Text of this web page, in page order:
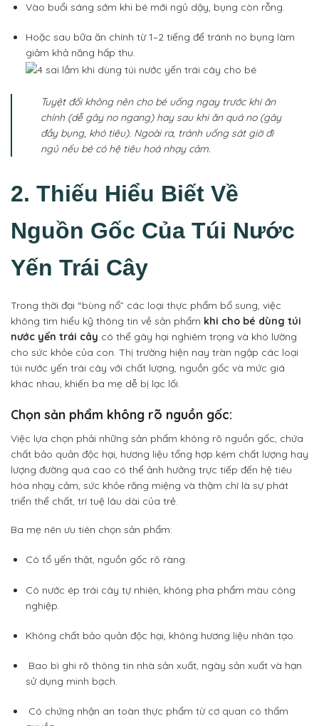
Vào buổi sáng sớm khi bé mới ngủ dậy, bụng còn rỗng.
Hoặc sau bữa ăn chính từ 1–2 tiếng để tránh no bụng làm
giảm khả năng hấp thu.
Tuyệt đối không nên cho bé uống ngay trước khi ăn
chính (dễ gây no ngang) hay sau khi ăn quá no (gây
đầy bụng, khó tiêu). Ngoài ra, tránh uống sát giờ đi
ngủ nếu bé có hệ tiêu hoá nhạy cảm.
2. Thiếu Hiểu Biết Về
Nguồn Gốc Của Túi Nước
Yến Trái Cây
Trong thời đại “bùng nổ” các loại thực phẩm bổ sung, việc
không tìm hiểu kỹ thông tin về sản phẩm khi cho bé dùng túi
nước yến trái cây có thể gây hại nghiêm trọng và khó lường
cho sức khỏe của con. Thị trường hiện nay tràn ngập các loại
túi nước yến trái cây với chất lượng, nguồn gốc và mức giá
khác nhau, khiến ba mẹ dễ bị lạc lối.
Chọn sản phẩm không rõ nguồn gốc:
Việc lựa chọn phải những sản phẩm không rõ nguồn gốc, chứa
chất bảo quản độc hại, hương liệu tổng hợp kém chất lượng hay
lượng đường quá cao có thể ảnh hưởng trực tiếp đến hệ tiêu
hóa nhạy cảm, sức khỏe răng miệng và thậm chí là sự phát
triển thể chất, trí tuệ lâu dài của trẻ.
Ba mẹ nên ưu tiên chọn sản phẩm:
Có tổ yến thật, nguồn gốc rõ ràng.
Có nước ép trái cây tự nhiên, không pha phẩm màu công
nghiệp.
Không chất bảo quản độc hại, không hương liệu nhân tạo.
Bao bì ghi rõ thông tin nhà sản xuất, ngày sản xuất và hạn
sử dụng minh bạch.
Có chứng nhận an toàn thực phẩm từ cơ quan có thẩm